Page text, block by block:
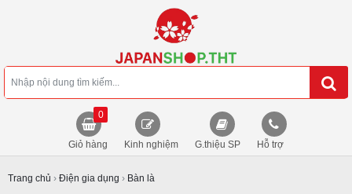
Giỏ hàng
0
Kinh nghiệm G.thiệu SP Hỗ trợ
Trang chủ › Điện gia dụng › Bàn là